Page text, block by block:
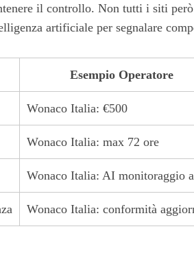
il controllo. Non tutti i siti
artificiale per segnalare
Esempio Operatore
Wonaco Italia: €500
Wonaco Italia: max 72 ore
Wonaco Italia: AI monitoraggio
Wonaco Italia: conformità